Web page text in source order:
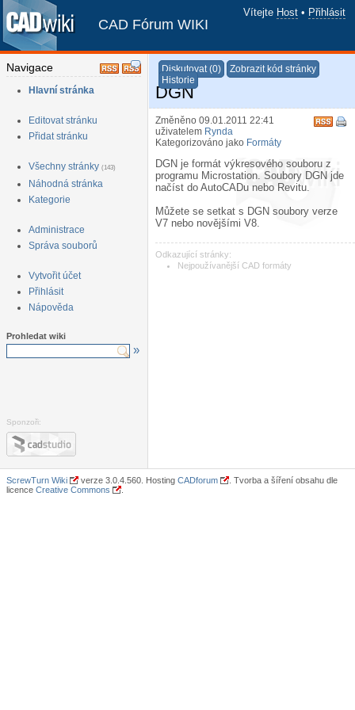
Vítejte Host • Přihlásit
CAD Fórum WIKI
Navigace
Hlavní stránka
Editovat stránku
Přidat stránku
Všechny stránky (143)
Náhodná stránka
Kategorie
Administrace
Správa souborů
Vytvořit účet
Přihlásit
Nápověda
Prohledat wiki
»
Sponzoři:
Diskutovat (0)
Zobrazit kód stránky
Historie
DGN
Změněno 09.01.2011 22:41
uživatelem Rynda
Kategorizováno jako Formáty
DGN je formát výkresového souboru z
programu Microstation. Soubory DGN jde
načíst do AutoCADu nebo Revitu.
Můžete se setkat s DGN soubory verze
V7 nebo novějšími V8.
Odkazující stránky:
Nejpoužívanější CAD formáty
ScrewTurn Wiki verze 3.0.4.560. Hosting CADforum
. Tvorba a šíření obsahu dle
licence Creative Commons